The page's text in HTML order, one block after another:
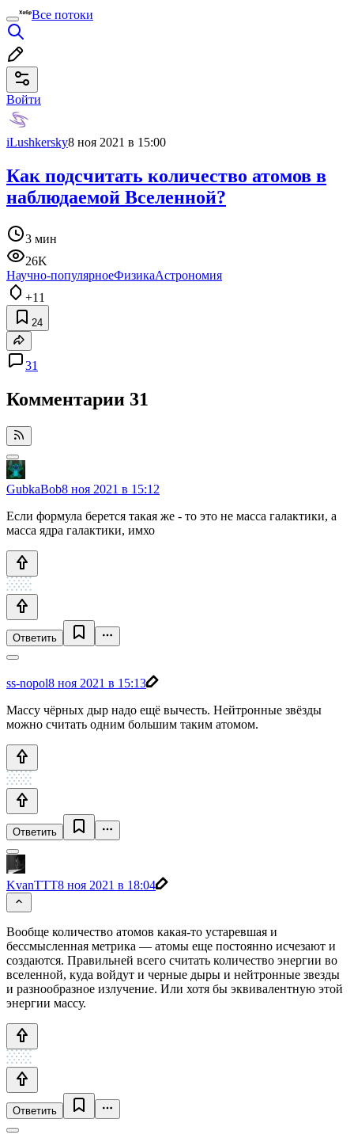
Все потоки
Войти
iLushkersky8 ноя 2021 в 15:00
Как подсчитать количество атомов в
наблюдаемой Вселенной?
3 мин
26K
Научно-популярноеФизикаАстрономия
+11
24
31
Комментарии 31
GubkaBob8 ноя 2021 в 15:12
Если формула берется такая же - то это не масса галактики, а
масса ядра галактики, имхо
Ответить
ss-nopol8 ноя 2021 в 15:13
Массу чёрных дыр надо ещё вычесть. Нейтронные звёзды
можно считать одним большим таким атомом.
Ответить
KvanTTT8 ноя 2021 в 18:04
Вообще количество атомов какая-то устаревшая и
бессмысленная метрика — атомы еще постоянно исчезают и
создаются. Правильней всего считать количество энергии во
вселенной, куда войдут и черные дыры и нейтронные звезды
и разнообразное излучение. Или хотя бы эквивалентную этой
энергии массу.
Ответить